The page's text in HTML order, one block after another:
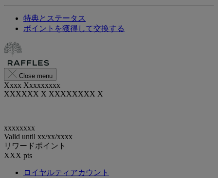
特典とステータス
ポイントを獲得して交換する
Close menu
Xxxx Xxxxxxxxx
XXXXXX X XXXXXXXX X
xxxxxxxx
Valid until xx/xx/xxxx
リワードポイント
XXX pts
ロイヤルティアカウント